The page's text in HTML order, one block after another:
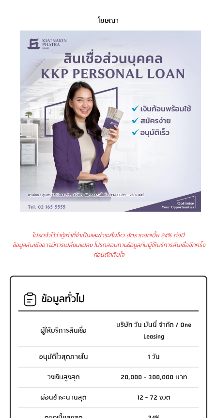
โฆษณา
โปรดจำไว้ว่ากู้เท่าที่จำเป็นและชำระคืนไหว อัตราดอกเบี้ย 24% ต่อปี
ข้อมูลสินเชื่ออาจมีการเปลี่ยนแปลง โปรดสอบถามข้อมูลกับผู้ให้บริการสินเชื่ออีกครั้ง
ก่อนตัดสินใจ
ข้อมูลทั่วไป
ผู้ให้บริการสินเชื่อ
บริษัท วัน มันนี่ จำกัด / One
Leasing
อนุมัติไวสุดภายใน
1 วัน
วงเงินสูงสุด
20,000 - 300,000 บาท
ผ่อนชำระนานสุด
12 - 72 งวด